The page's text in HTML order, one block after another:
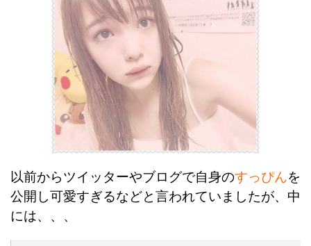
以前からツイッターやブログで自身のすっぴんを
公開し可愛すぎるなどと言われていましたが、中
には、、、